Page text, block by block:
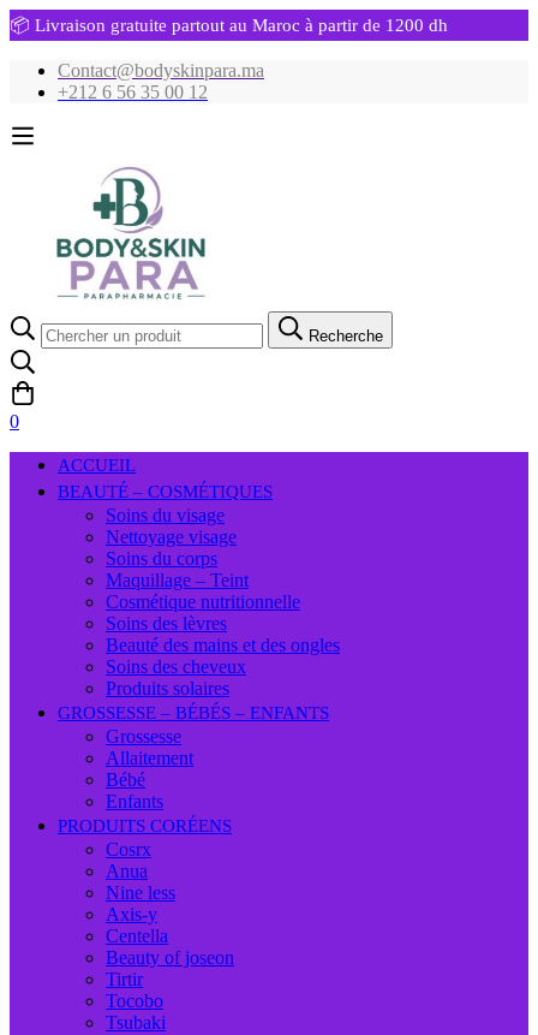
📦 Livraison gratuite partout au Maroc à partir de 1200 dh
Contact@bodyskinpara.ma
+212 6 56 35 00 12
Recherche
pour:
Recherche
0
ACCUEIL
BEAUTÉ – COSMÉTIQUES
Soins du visage
Nettoyage visage
Soins du corps
Maquillage – Teint
Cosmétique nutritionnelle
Soins des lèvres
Beauté des mains et des ongles
Soins des cheveux
Produits solaires
GROSSESSE – BÉBÉS – ENFANTS
Grossesse
Allaitement
Bébé
Enfants
PRODUITS CORÉENS
Cosrx
Anua
Nine less
Axis-y
Centella
Beauty of joseon
Tirtir
Tocobo
Tsubaki